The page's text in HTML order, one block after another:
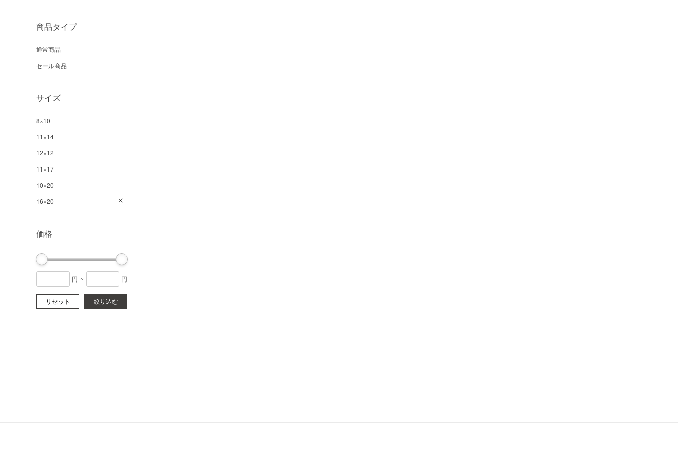
商品タイプ
通常商品
セール商品
サイズ
8×10
11×14
12×12
11×17
10×20
16×20
価格
円 ~ 円
リセット 絞り込む